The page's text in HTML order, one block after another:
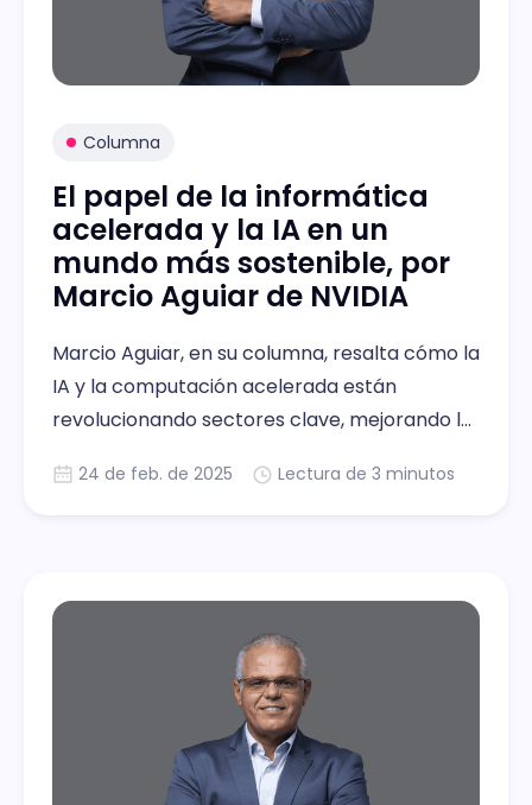
Columna
El papel de la informática
acelerada y la IA en un
mundo más sostenible, por
Marcio Aguiar de NVIDIA
Marcio Aguiar, en su columna, resalta cómo la
IA y la computación acelerada están
revolucionando sectores clave, mejorando la
industria, promoviendo un futuro más
24 de feb. de 2025 Lectura de 3 minutos